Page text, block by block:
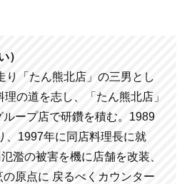
）
り「たん熊北店」の三男とし
の道を志し、「たん熊北店」
ープ店で研鑽を積む。1989
、1997年に同店料理長に就
濫の被害を機に店舗を改装、
原点に 戻るべくカウンター